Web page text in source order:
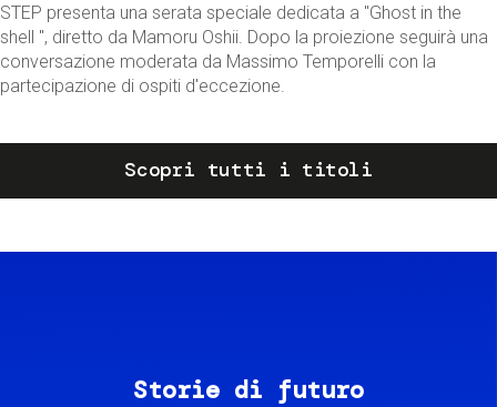
STEP presenta una serata speciale dedicata a "Ghost in the
shell ", diretto da Mamoru Oshii. Dopo la proiezione seguirà una
conversazione moderata da Massimo Temporelli con la
partecipazione di ospiti d'eccezione.
Scopri tutti i titoli
Storie di futuro